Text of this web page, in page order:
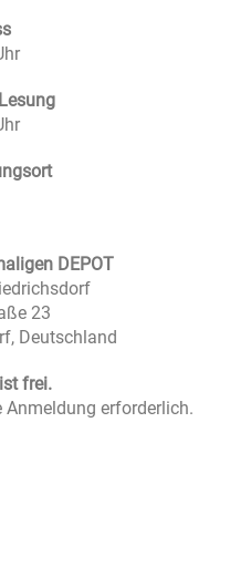
DEPOT
23
Deutschland
frei.
Anmeldung erforderlich.